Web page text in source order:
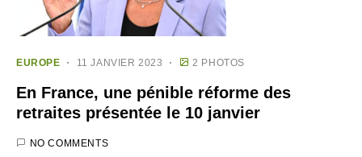
EUROPE 11 JANVIER 2023 2 PHOTOS
En France, une pénible réforme des
retraites présentée le 10 janvier
NO COMMENTS